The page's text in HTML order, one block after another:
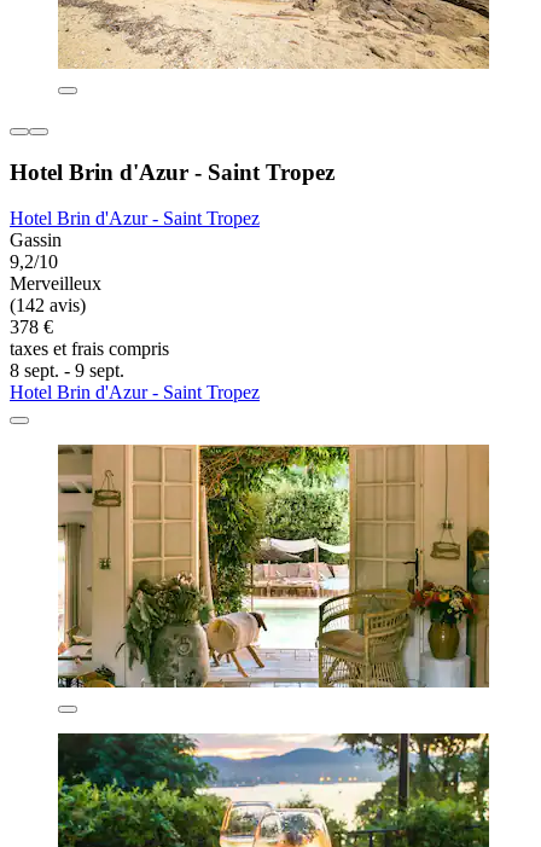
Hotel Brin d'Azur - Saint Tropez
Hotel Brin d'Azur - Saint Tropez
Gassin
9,2/10
Merveilleux
(142 avis)
378 €
taxes et frais compris
8 sept. - 9 sept.
Hotel Brin d'Azur - Saint Tropez